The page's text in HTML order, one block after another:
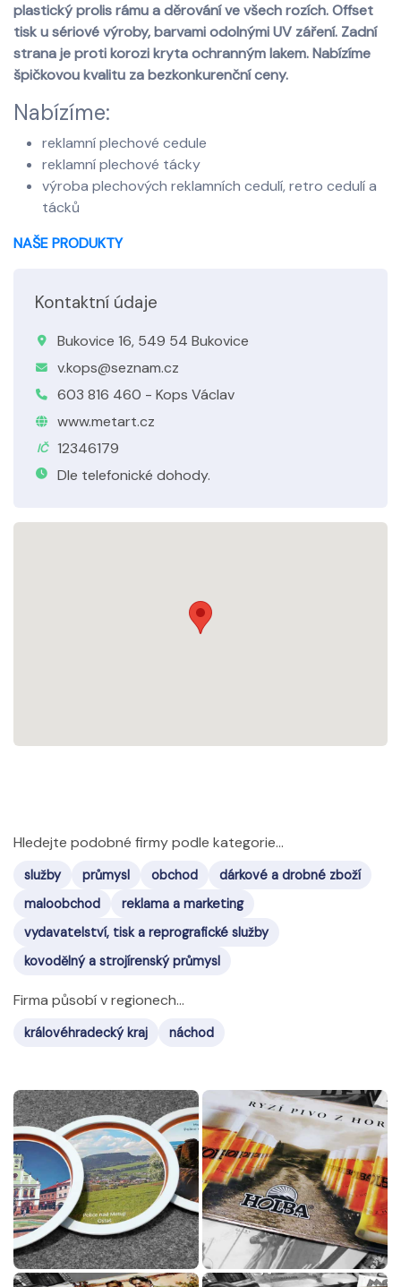
plastický prolis rámu a děrování ve všech rozích. Offset
tisk u sériové výroby, barvami odolnými UV záření. Zadní
strana je proti korozi kryta ochranným lakem. Nabízíme
špičkovou kvalitu za bezkonkurenční ceny.
Nabízíme:
reklamní plechové cedule
reklamní plechové tácky
výroba plechových reklamních cedulí, retro cedulí a
tácků
NAŠE PRODUKTY
Kontaktní údaje
Bukovice 16, 549 54 Bukovice
v.kops@seznam.cz
603 816 460 - Kops Václav
www.metart.cz
IČ
12346179
Dle telefonické dohody.
Hledejte podobné firmy podle kategorie...
služby průmysl obchod
dárkové a drobné zboží
maloobchod
reklama a marketing
vydavatelství, tisk a reprografické služby
kovodělný a strojírenský průmysl
Firma působí v regionech...
královéhradecký kraj náchod